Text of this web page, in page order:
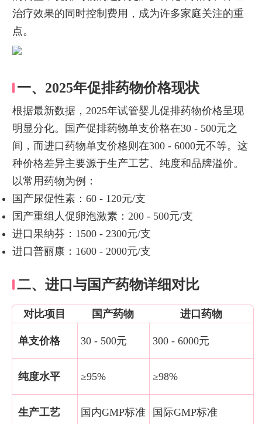
治疗效果的同时控制费用，成为许多家庭关注的重
点。
一、2025年促排药物价格现状
根据最新数据，2025年试管婴儿促排药物价格呈现
明显分化。国产促排药物单支价格在30 - 500元之
间，而进口药物单支价格则在300 - 6000元不等。这
种价格差异主要源于生产工艺、纯度和品牌溢价。
以常用药物为例：
国产尿促性素：60 - 120元/支
国产重组人促卵泡激素：200 - 500元/支
进口果纳芬：1500 - 2300元/支
进口普丽康：1600 - 2000元/支
二、进口与国产药物详细对比
对比项目 国产药物 进口药物
单支价格 30 - 500元 300 - 6000元
纯度水平 ≥95% ≥98%
生产工艺 国内GMP标准 国际GMP标准